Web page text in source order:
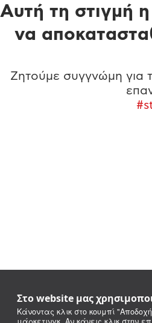
Στο website μας
Κάνοντας κλικ στο κουμπί
Αυτή τη στιγμή
να
Ζητούμε συγγνώμη για